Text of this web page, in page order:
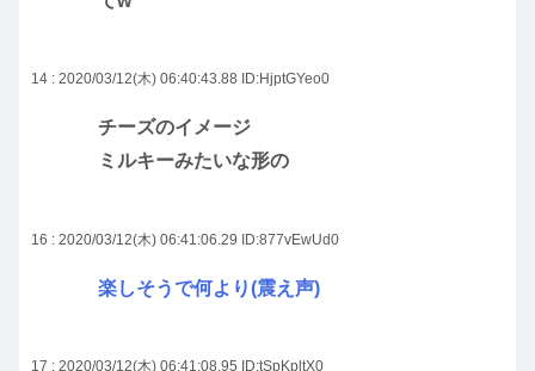
14 : 2020/03/12(木) 06:40:43.88 ID:HjptGYeo0
チーズのイメージ
ミルキーみたいな形の
16 : 2020/03/12(木) 06:41:06.29 ID:877vEwUd0
楽しそうで何より(震え声)
17 : 2020/03/12(木) 06:41:08.95 ID:tSpKpltX0